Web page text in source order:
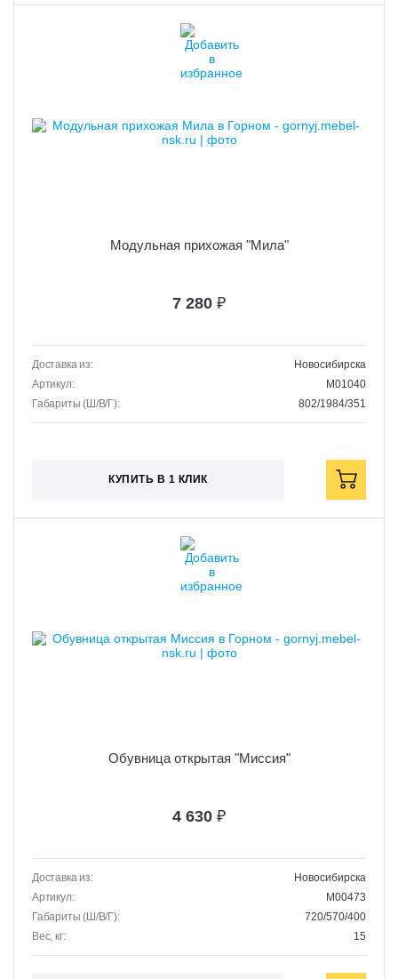
Модульная прихожая "Мила"
7 280 ₽
Доставка из:
Новосибирска
Артикул:
M01040
Габариты (Ш/В/Г):
802/1984/351
КУПИТЬ В 1 КЛИК
Обувница открытая "Миссия"
4 630 ₽
Доставка из:
Новосибирска
Артикул:
M00473
Габариты (Ш/В/Г):
720/570/400
Вес, кг:
15